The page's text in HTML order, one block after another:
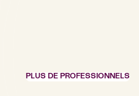
PLUS DE PROFESSIONNELS